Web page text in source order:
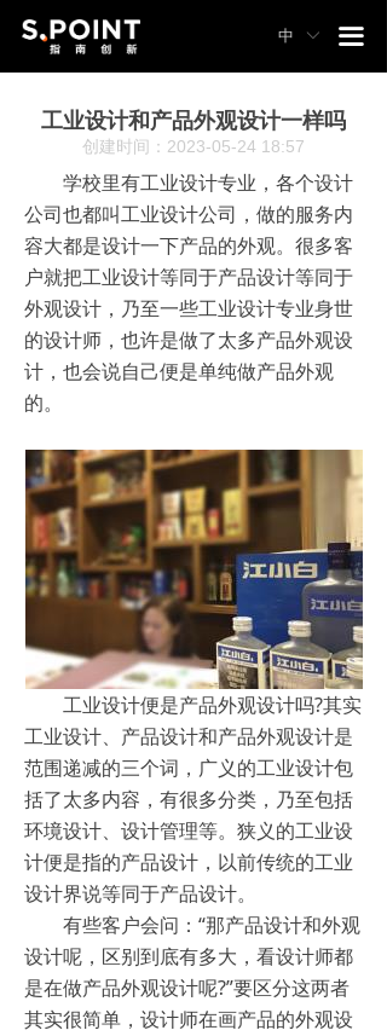
끀
ꀅ
中
工业设计和产品外观设计一样吗
学校里有工业设计专业，各个设计
公司也都叫工业设计公司，做的服务内
容大都是设计一下产品的外观。很多客
户就把工业设计等同于产品设计等同于
外观设计，乃至一些工业设计专业身世
的设计师，也许是做了太多产品外观设
计，也会说自己便是单纯做产品外观
的。
工业设计便是产品外观设计吗?其实
工业设计、产品设计和产品外观设计是
范围递减的三个词，广义的工业设计包
括了太多内容，有很多分类，乃至包括
环境设计、设计管理等。狭义的工业设
计便是指的产品设计，以前传统的工业
设计界说等同于产品设计。
有些客户会问：“那产品设计和外观
设计呢，区别到底有多大，看设计师都
是在做产品外观设计呢?”要区分这两者
其实很简单，设计师在画产品的外观设
创建时间： 2023-05-24 18:57